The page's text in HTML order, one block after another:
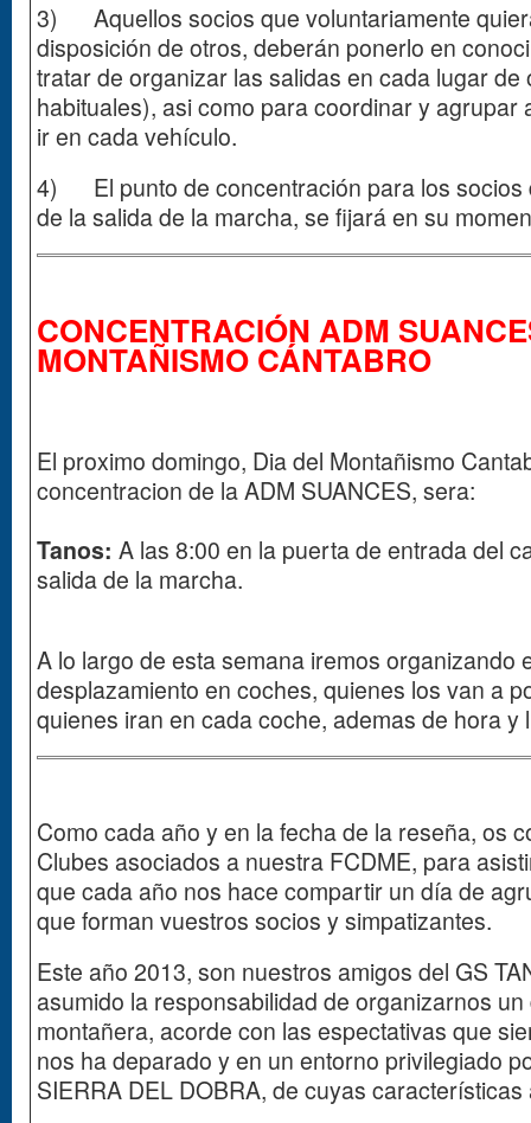
3) Aquellos socios que voluntariamente
disposición de otros, deberán ponerlo en
tratar de organizar las salidas en cada lugar
habituales), asi como para coordinar y agrupar
ir en cada vehículo.
4) El punto de concentración para los socios
de la salida de la marcha, se fijará en su
CONCENTRACIÓN ADM
MONTAÑISMO CÁNTABRO
El proximo domingo, Dia del Montañismo
concentracion de la ADM SUANCES, sera:
Tanos: A las 8:00 en la puerta de entrada del
salida de la marcha.
A lo largo de esta semana iremos organizando
desplazamiento en coches, quienes los van a
quienes iran en cada coche, ademas de hora y
Como cada año y en la fecha de la reseña, os
Clubes asociados a nuestra FCDME, para
que cada año nos hace compartir un día de
que forman vuestros socios y simpatizantes.
Este año 2013, son nuestros amigos del GS
asumido la responsabilidad de organizarnos
montañera, acorde con las espectativas que
nos ha deparado y en un entorno privilegiado
SIERRA DEL DOBRA, de cuyas